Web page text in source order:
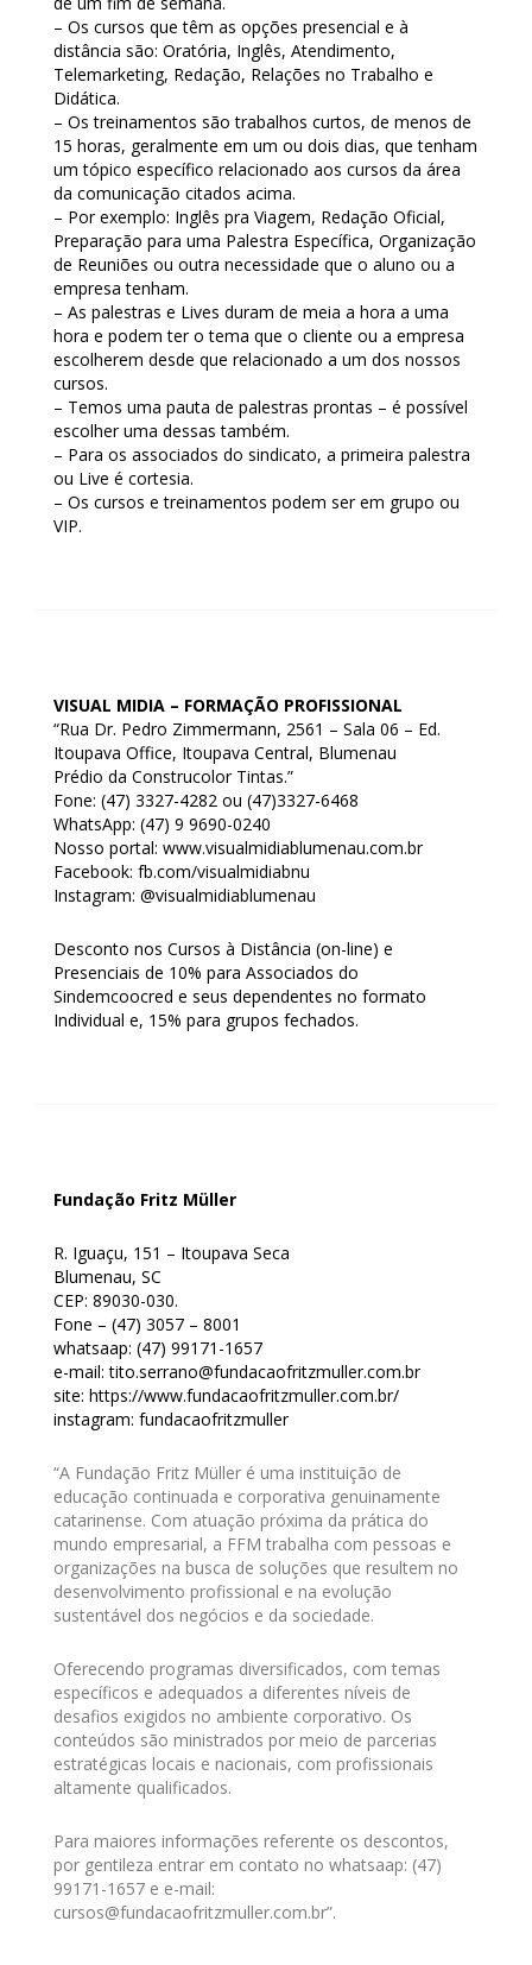
– Os cursos que têm as opções presencial e à
distância são: Oratória, Inglês, Atendimento,
Telemarketing, Redação, Relações no Trabalho e
Didática.
– Os treinamentos são trabalhos curtos, de menos de
15 horas, geralmente em um ou dois dias, que tenham
um tópico específico relacionado aos cursos da área
da comunicação citados acima.
– Por exemplo: Inglês pra Viagem, Redação Oficial,
Preparação para uma Palestra Específica, Organização
de Reuniões ou outra necessidade que o aluno ou a
empresa tenham.
– As palestras e Lives duram de meia a hora a uma
hora e podem ter o tema que o cliente ou a empresa
escolherem desde que relacionado a um dos nossos
cursos.
– Temos uma pauta de palestras prontas – é possível
escolher uma dessas também.
– Para os associados do sindicato, a primeira palestra
ou Live é cortesia.
– Os cursos e treinamentos podem ser em grupo ou
VIP.
VISUAL MIDIA – FORMAÇÃO PROFISSIONAL
“Rua Dr. Pedro Zimmermann, 2561 – Sala 06 – Ed.
Itoupava Office, Itoupava Central, Blumenau
Prédio da Construcolor Tintas.”
Fone: (47) 3327-4282 ou (47)3327-6468
WhatsApp: (47) 9 9690-0240
Nosso portal: www.visualmidiablumenau.com.br
Facebook: fb.com/visualmidiabnu
Instagram: @visualmidiablumenau
Desconto nos Cursos à Distância (on-line) e
Presenciais de 10% para Associados do
Sindemcoocred e seus dependentes no formato
Individual e, 15% para grupos fechados.
Fundação Fritz Müller
R. Iguaçu, 151 – Itoupava Seca
Blumenau, SC
CEP: 89030-030.
Fone – (47) 3057 – 8001
whatsaap: (47) 99171-1657
e-mail: tito.serrano@fundacaofritzmuller.com.br
site: https://www.fundacaofritzmuller.com.br/
instagram: fundacaofritzmuller
“A Fundação Fritz Müller é uma instituição de
educação continuada e corporativa genuinamente
catarinense. Com atuação próxima da prática do
mundo empresarial, a FFM trabalha com pessoas e
organizações na busca de soluções que resultem no
desenvolvimento profissional e na evolução
sustentável dos negócios e da sociedade.
Oferecendo programas diversificados, com temas
específicos e adequados a diferentes níveis de
desafios exigidos no ambiente corporativo. Os
conteúdos são ministrados por meio de parcerias
estratégicas locais e nacionais, com profissionais
altamente qualificados.
Para maiores informações referente os descontos,
por gentileza entrar em contato no whatsaap: (47)
99171-1657 e e-mail:
cursos@fundacaofritzmuller.com.br”.